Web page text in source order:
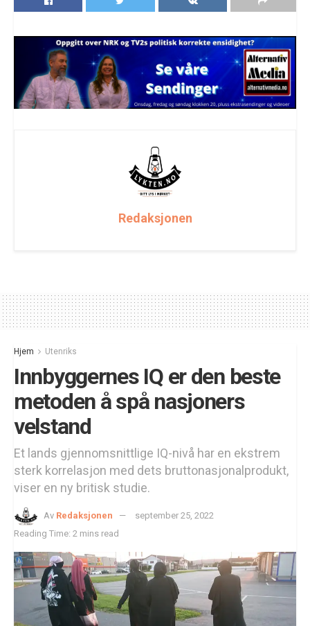
Redaksjonen
Hjem Utenriks
Innbyggernes IQ er den beste
metoden å spå nasjoners
velstand
Et lands gjennomsnittlige IQ-nivå har en ekstrem
sterk korrelasjon med dets bruttonasjonalprodukt,
viser en ny britisk studie.
Av Redaksjonen
september 25, 2022
Reading Time: 2 mins read